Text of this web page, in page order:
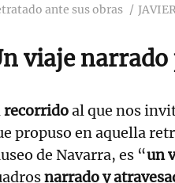
ante sus obras
viaje
recorridoal que nos
propuso en aquella
de Navarra, es “un
narrado y